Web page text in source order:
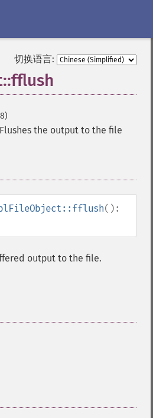
切换语言:
Flushes the output to the file
():
output to the file.